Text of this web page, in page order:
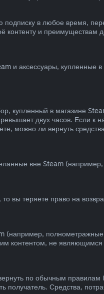
в любое время,
контенту и преимуществам
и аксессуары, купленные
купленный в магазине
двух часов. Если к
можно ли вернуть
вне Steam
вы теряете право на
(например,
контентом, не
по обычным
получатель. Средства,